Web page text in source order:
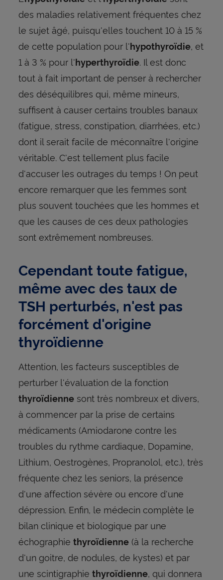
des maladies relativement fréquentes chez
le sujet âgé, puisqu'elles touchent 10 à 15 %
de cette population pour l'hypothyroïdie, et
1 à 3 % pour l'hyperthyroïdie. Il est donc
tout à fait important de penser à rechercher
des déséquilibres qui, même mineurs,
suffisent à causer certains troubles banaux
(fatigue, stress, constipation, diarrhées, etc.)
dont il serait facile de méconnaître l'origine
véritable. C'est tellement plus facile
d'accuser les outrages du temps ! On peut
encore remarquer que les femmes sont
plus souvent touchées que les hommes et
que les causes de ces deux pathologies
sont extrêmement nombreuses.
Cependant toute fatigue,
même avec des taux de
TSH perturbés, n'est pas
forcément d'origine
thyroïdienne
Attention, les facteurs susceptibles de
perturber l'évaluation de la fonction
thyroïdiennesont très nombreux et divers,
à commencer par la prise de certains
médicaments (Amiodarone contre les
troubles du rythme cardiaque, Dopamine,
Lithium, Oestrogènes, Propranolol, etc.), très
fréquente chez les seniors, la présence
d'une affection sévère ou encore d'une
dépression. Enfin, le médecin complète le
bilan clinique et biologique par une
échographie thyroïdienne(à la recherche
d'un goitre, de nodules, de kystes) et par
une scintigraphie thyroïdienne, qui donnera